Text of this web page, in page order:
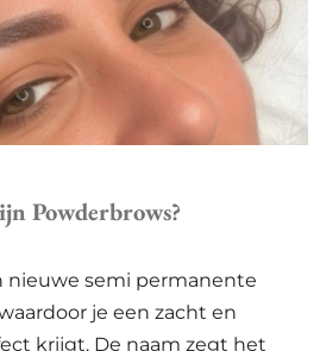
Powderbrows?
nieuwe semi permanente
je een zacht en
krijgt. De naam zegt het